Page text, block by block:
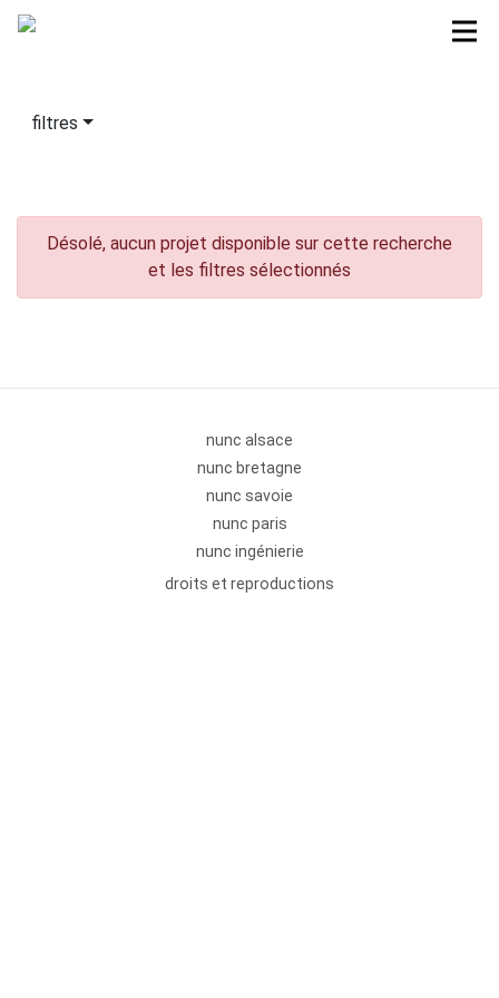
filtres
Désolé, aucun projet disponible sur cette recherche
et les filtres sélectionnés
nunc alsace
nunc bretagne
nunc savoie
nunc paris
nunc ingénierie
droits et reproductions